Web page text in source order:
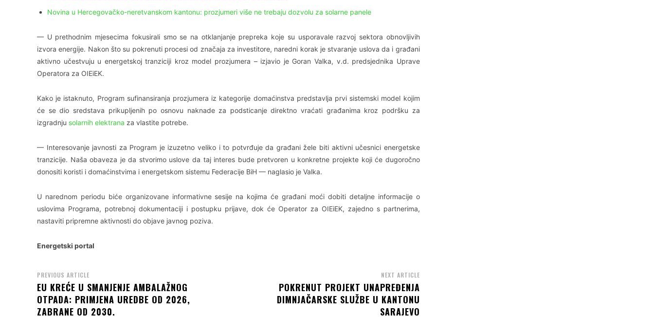
Novina u Hercegovačko-neretvanskom kantonu: prozjumeri više ne trebaju dozvolu za solarne panele
— U prethodnim mjesecima fokusirali smo se na otklanjanje prepreka koje su usporavale razvoj sektora obnovljivih
izvora energije. Nakon što su pokrenuti procesi od značaja za investitore, naredni korak je stvaranje uslova da i građani
aktivno učestvuju u energetskoj tranziciji kroz model prozjumera – izjavio je Goran Valka, v.d. predsjednika Uprave
Operatora za OIEiEK.
Kako je istaknuto, Program sufinansiranja prozjumera iz kategorije domaćinstva predstavlja prvi sistemski model kojim
će se dio sredstava prikupljenih po osnovu naknade za podsticanje direktno vraćati građanima kroz podršku za
izgradnju solarnih elektrana za vlastite potrebe.
— Interesovanje javnosti za Program je izuzetno veliko i to potvrđuje da građani žele biti aktivni učesnici energetske
tranzicije. Naša obaveza je da stvorimo uslove da taj interes bude pretvoren u konkretne projekte koji će dugoročno
donositi koristi i domaćinstvima i energetskom sistemu Federacije BiH — naglasio je Valka.
U narednom periodu biće organizovane informativne sesije na kojima će građani moći dobiti detaljne informacije o
uslovima Programa, potrebnoj dokumentaciji i postupku prijave, dok će Operator za OIEiEK, zajedno s partnerima,
nastaviti pripremne aktivnosti do objave javnog poziva.
Energetski portal
PREVIOUS ARTICLE
EU KREĆE U SMANJENJE AMBALAŽNOG
OTPADA: PRIMJENA UREDBE OD 2026,
ZABRANE OD 2030.
NEXT ARTICLE
POKRENUT PROJEKT UNAPREĐENJA
DIMNJAČARSKE SLUŽBE U KANTONU
SARAJEVO